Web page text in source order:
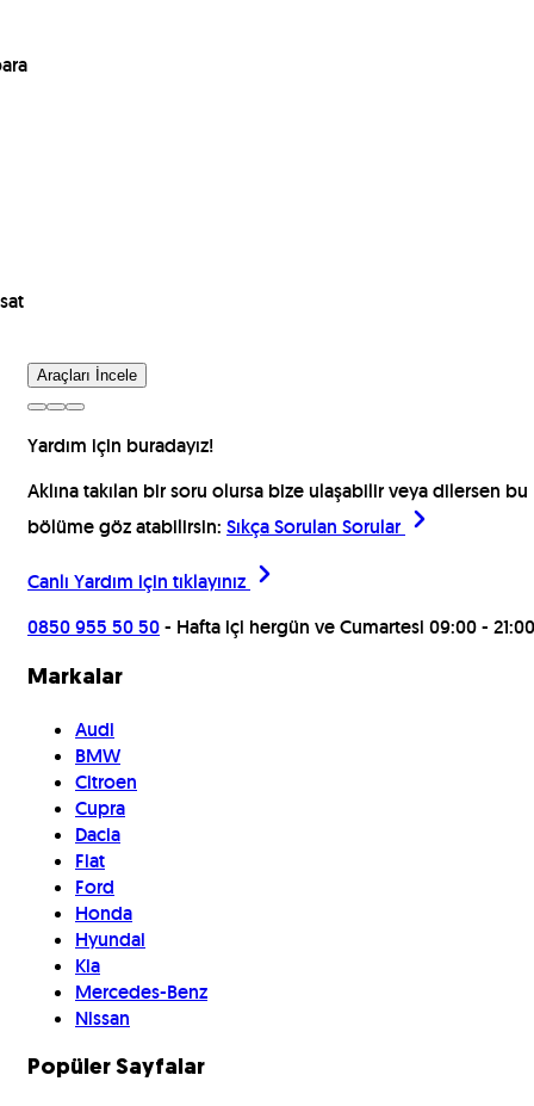
Araçları İncele
Yardım için buradayız!
Aklına takılan bir soru olursa bize ulaşabilir veya dilersen bu
bölüme göz atabilirsin: Sıkça Sorulan Sorular
Canlı Yardım için tıklayınız
0850 955 50 50- Hafta içi hergün ve Cumartesi 09:00 - 21:00
Markalar
Audi
BMW
Citroen
Cupra
Dacia
Fiat
Ford
Honda
Hyundai
Kia
Mercedes-Benz
Nissan
Popüler Sayfalar